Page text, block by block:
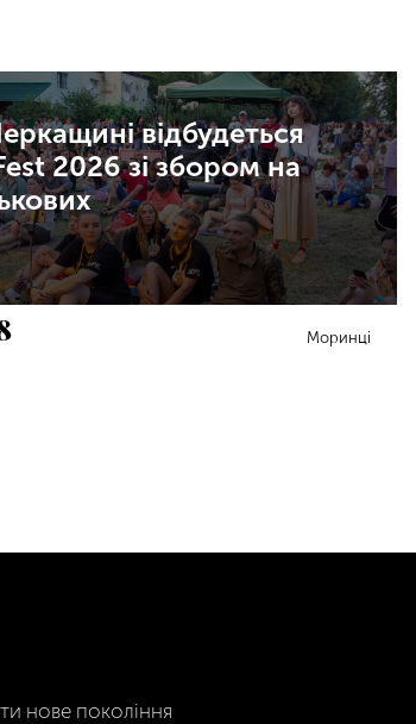
відбудеться
2026 зі збором на
Моринці
нове покоління